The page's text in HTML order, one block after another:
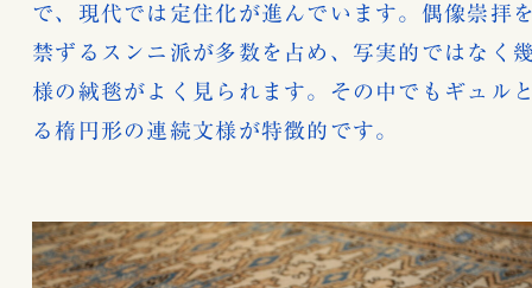
で、現代では定住化が進んでいます。偶像崇拝
禁ずるスンニ派が多数を占め、写実的ではなく
様の絨毯がよく見られます。その中でもギュル
る楕円形の連続文様が特徴的です。